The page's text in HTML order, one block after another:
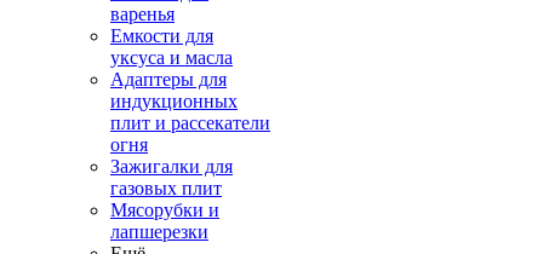
варенья
Емкости для
уксуса и масла
Адаптеры для
индукционных
плит и рассекатели
огня
Зажигалки для
газовых плит
Мясорубки и
лапшерезки